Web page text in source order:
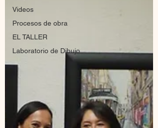
Videos
Procesos de obra
EL TALLER
Laboratorio de Dibujo